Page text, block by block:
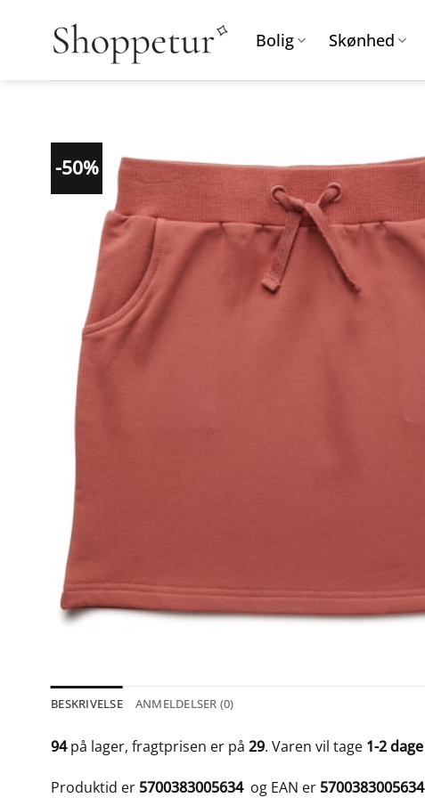
Bolig Skønhed
-50%
BESKRIVELSE ANMELDELSER (0)
94på lager, fragtprisen er på 29. Varen vil tage 1-2 dage
Produktid er 5700383005634 og EAN er 5700383005634